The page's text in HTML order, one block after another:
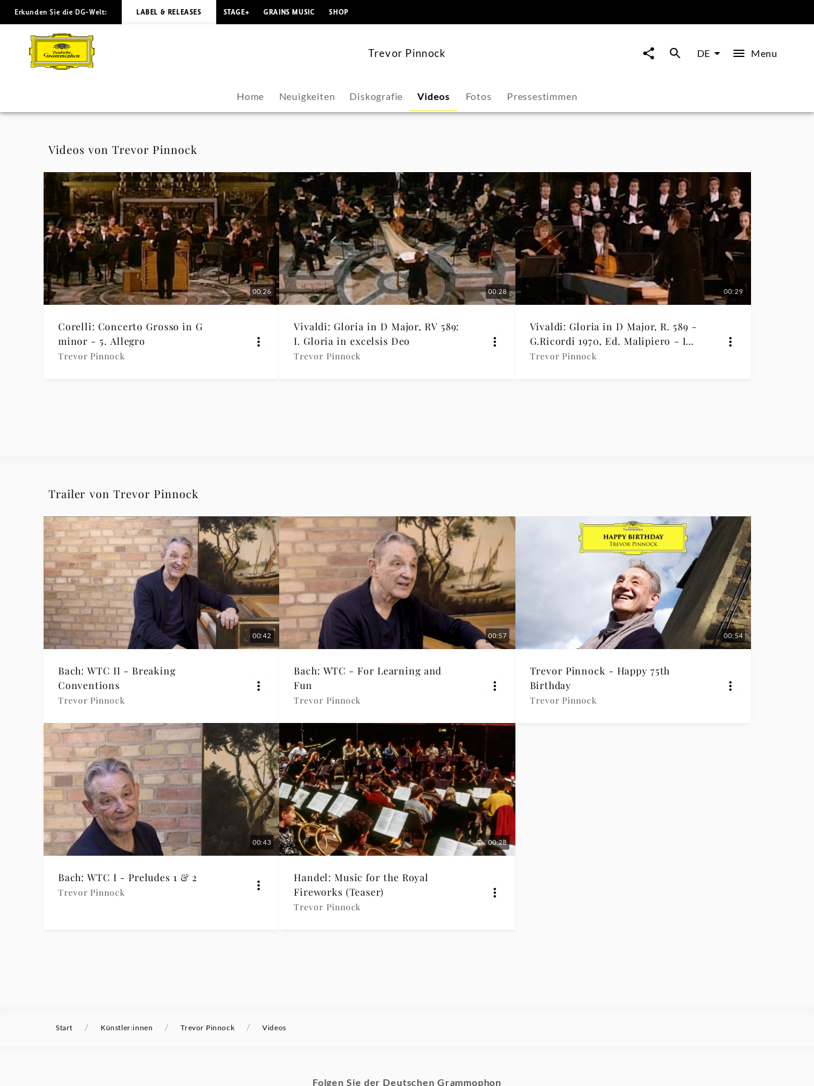
Trevor
Pinnock
Videos
Deutsche
Grammophon
Erkunden Sie die DG-Welt: LABEL & RELEASES STAGE+ GRAINS MUSIC SHOP
Trevor Pinnock DE Menu
Home Neuigkeiten Diskografie Videos Fotos Pressestimmen
Videos von Trevor Pinnock
00:26
Corelli: Concerto Grosso in G
minor - 5. Allegro
Trevor Pinnock
00:28
Vivaldi: Gloria in D Major, RV 589:
I. Gloria in excelsis Deo
Trevor Pinnock
00:29
Vivaldi: Gloria in D Major, R. 589 -
G.Ricordi 1970, Ed. Malipiero - II.
Et in terra pax hominibus
Trevor Pinnock
Trailer von Trevor Pinnock
00:42
Bach: WTC II - Breaking
Conventions
Trevor Pinnock
00:57
Bach: WTC - For Learning and
Fun
Trevor Pinnock
00:54
Trevor Pinnock - Happy 75th
Birthday
Trevor Pinnock
00:43
Bach: WTC I - Preludes 1 & 2
Trevor Pinnock
00:28
Handel: Music for the Royal
Fireworks (Teaser)
Trevor Pinnock
Start / Künstler:innen / Trevor Pinnock / Videos
Folgen Sie der Deutschen Grammophon